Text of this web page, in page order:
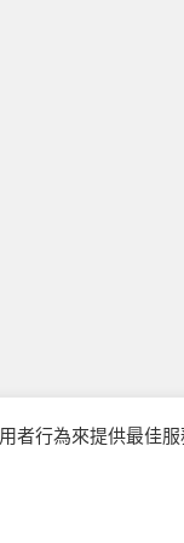
者行為來提供最佳